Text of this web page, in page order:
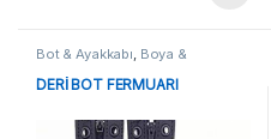
Bot & Ayakkabı, Boya &
DERİ BOT FERMUARI